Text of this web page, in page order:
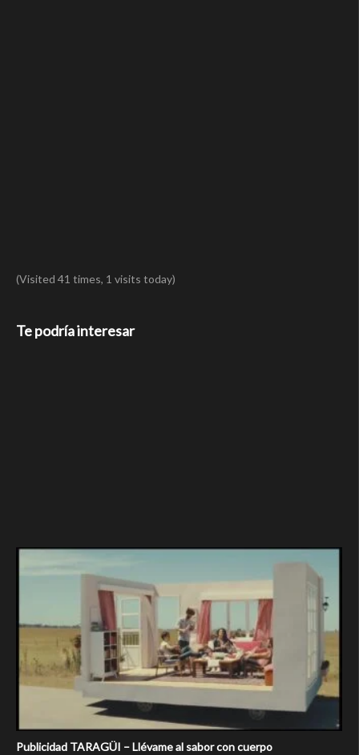
(Visited 41 times, 1 visits today)
Te podría interesar
Publicidad TARAGÜI – Llévame al sabor con cuerpo